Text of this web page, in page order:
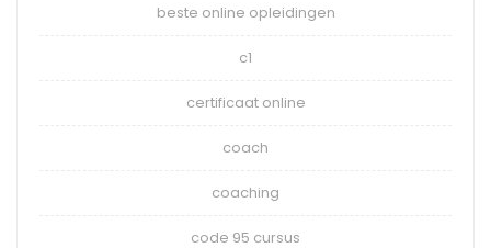
beste online opleidingen
c1
certificaat online
coach
coaching
code 95 cursus